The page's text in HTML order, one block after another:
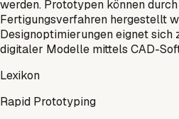
werden. Prototypen können
Fertigungsverfahren hergestellt
Designoptimierungen eignet sich
digitaler Modelle mittels CAD-
Lexikon
Rapid Prototyping